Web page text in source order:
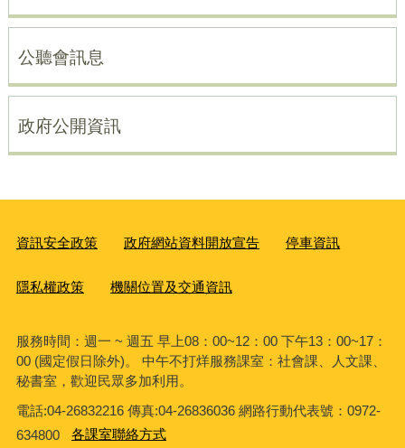
公聽會訊息
政府公開資訊
資訊安全政策 政府網站資料開放宣告 停車資訊
隱私權政策 機關位置及交通資訊
服務時間：週一 ~ 週五 早上08：00~12：00 下午13：00~17：
00 (國定假日除外)。 中午不打烊服務課室：社會課、人文課、
秘書室，歡迎民眾多加利用。
電話:04-26832216 傳真:04-26836036 網路行動代表號：0972-
634800
各課室聯絡方式